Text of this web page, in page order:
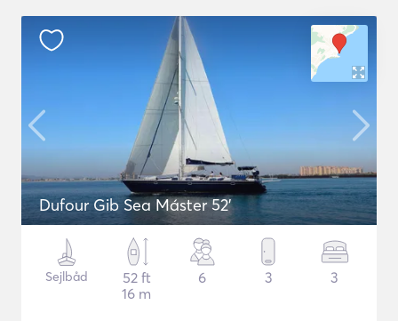
Dufour Gib Sea Máster 52’
Sejlbåd
52 ft
16 m
6 3 3